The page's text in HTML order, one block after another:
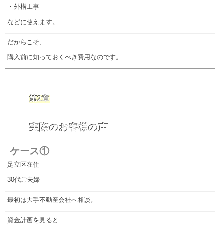
・外構工事
などに使えます。
だからこそ、
購入前に知っておくべき費用なのです。
第2章
実際のお客様の声
ケース①
足立区在住
30代ご夫婦
最初は大手不動産会社へ相談。
資金計画を見ると